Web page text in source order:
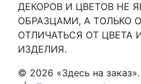
ДЕКОРОВ И ЦВЕТОВ НЕ
ОБРАЗЦАМИ, А ТОЛЬКО
ОТЛИЧАТЬСЯ ОТ ЦВЕТА
ИЗДЕЛИЯ.
© 2026 «Здесь на